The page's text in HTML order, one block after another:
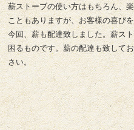
薪ストーブの使い方はもちろん、
こともありますが、お客様の喜び
今回、薪も配達致しました。薪ス
困るものです。薪の配達も致して
さい。